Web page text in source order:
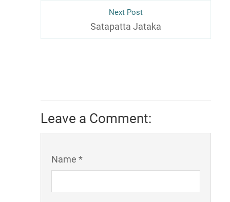
Next Post
Satapatta Jataka
Leave a Comment:
Name *